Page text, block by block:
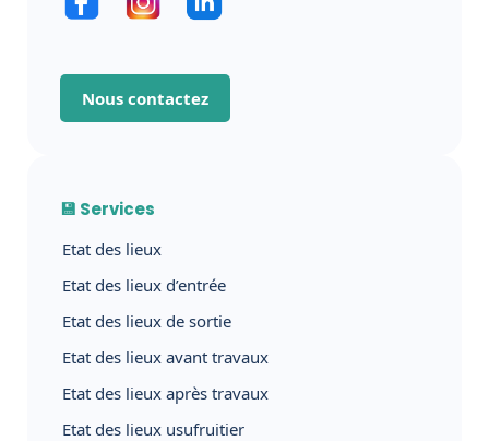
Nous contactez
💾 Services
Etat des lieux
Etat des lieux d’entrée
Etat des lieux de sortie
Etat des lieux avant travaux
Etat des lieux après travaux
Etat des lieux usufruitier